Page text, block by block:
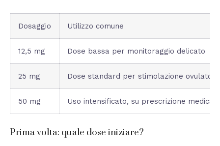
Dosaggio Utilizzo comune
12,5 mg Dose bassa per monitoraggio delicato
25 mg Dose standard per stimolazione
50 mg Uso intensificato, su prescrizione medica
Prima volta: quale dose iniziare?